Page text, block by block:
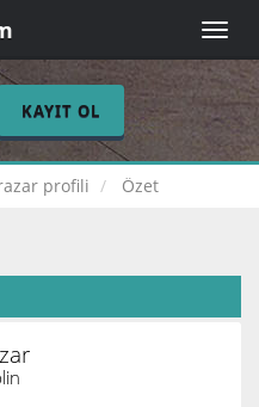
Toggle
KAYIT OL
profili Özet